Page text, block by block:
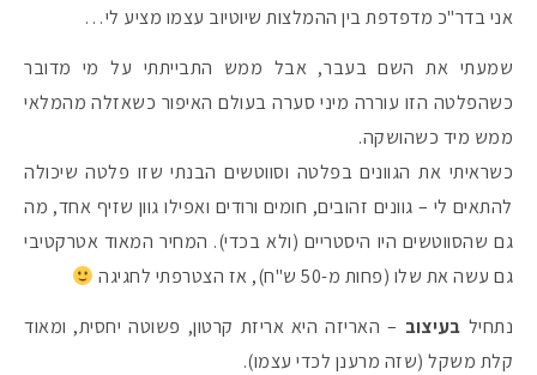
אני בדר"כ מדפדפת בין ההמלצות שיוטיוב עצמו מציע לי…
שמעתי את השם בעבר, אבל ממש התבייתתי על מי מדובר
כשהפלטה הזו עוררה מיני סערה בעולם האיפור כשאזלה מהמלאי
ממש מיד כשהושקה.
כשראיתי את הגוונים בפלטה וסווטשים הבנתי שזו פלטה שיכולה
להתאים לי – גוונים זהובים, חומים ורודים ואפילו גוון שזיף אחד, מה
גם שהסווטשים היו היסטריים (ולא בכדי). המחיר המאוד אטרקטיבי
גם עשה את שלו (פחות מ-50 ש"ח), אז הצטרפתי לחגיגה
נתחיל בעיצוב – האריזה היא אריזת קרטון, פשוטה יחסית, ומאוד
קלת משקל (שזה מרענן לכדי עצמו).